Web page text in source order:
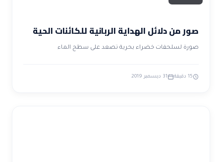
صور من دلائل الهداية الربانية للكائنات الحية
صورة لسلحفات خضراء بحرية تصعد على سطح الماء
15 دقيقة 31 ديسمبر 2019